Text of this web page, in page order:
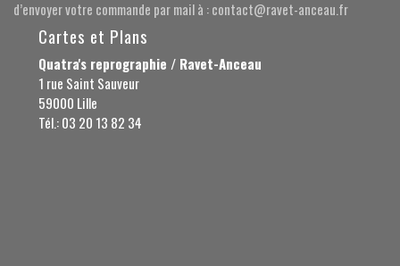
d’envoyer votre commande par mail à : contact@ravet-anceau.fr
Cartes et Plans
Quatra's reprographie / Ravet-Anceau
1 rue Saint Sauveur
59000 Lille
Tél.: 03 20 13 82 34